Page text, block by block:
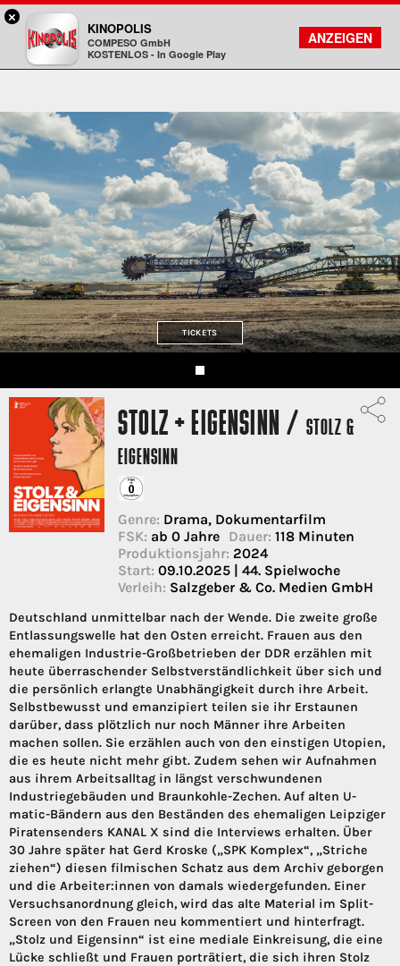
Kinopolis
FILMSUCHE
KONTO
TICKETS
STOLZ + EIGENSINN / STOLZ &
EIGENSINN
Genre: Drama, Dokumentarfilm
FSK: ab 0 Jahre Dauer: 118 Minuten
Produktionsjahr: 2024
Start: 09.10.2025 | 44. Spielwoche
Verleih: Salzgeber & Co. Medien GmbH
Deutschland unmittelbar nach der Wende. Die zweite große
Entlassungswelle hat den Osten erreicht. Frauen aus den
ehemaligen Industrie-Großbetrieben der DDR erzählen mit
heute überraschender Selbstverständlichkeit über sich und
die persönlich erlangte Unabhängigkeit durch ihre Arbeit.
Selbstbewusst und emanzipiert teilen sie ihr Erstaunen
darüber, dass plötzlich nur noch Männer ihre Arbeiten
machen sollen. Sie erzählen auch von den einstigen Utopien,
die es heute nicht mehr gibt. Zudem sehen wir Aufnahmen
aus ihrem Arbeitsalltag in längst verschwundenen
Industriegebäuden und Braunkohle-Zechen. Auf alten U-
matic-Bändern aus den Beständen des ehemaligen Leipziger
Piratensenders KANAL X sind die Interviews erhalten. Über
30 Jahre später hat Gerd Kroske („SPK Komplex“, „Striche
ziehen“) diesen filmischen Schatz aus dem Archiv geborgen
und die Arbeiter:innen von damals wiedergefunden. Einer
Versuchsanordnung gleich, wird das alte Material im Split-
Screen von den Frauen neu kommentiert und hinterfragt.
„Stolz und Eigensinn“ ist eine mediale Einkreisung, die eine
Lücke schließt und Frauen porträtiert, die sich ihren Stolz
×
KINOPOLIS
COMPESO GmbH
KOSTENLOS - In Google Play
ANZEIGEN